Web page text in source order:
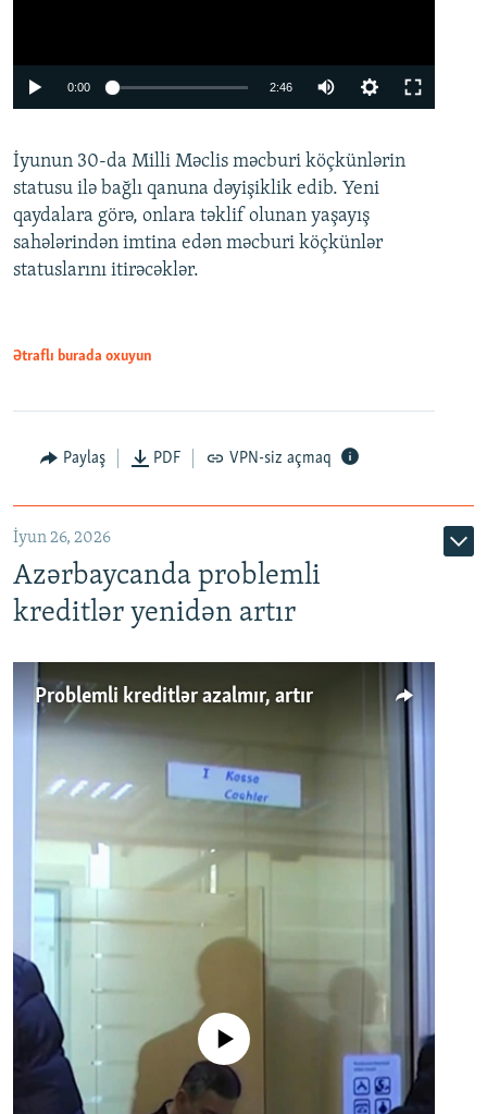
Auto 240p 360p 480p
720p 1080p
0:00 2:46
360p
480p
720p
İyunun 30-da Milli Məclis məcburi köçkünlərin
statusu ilə bağlı qanuna dəyişiklik edib. Yeni
qaydalara görə, onlara təklif olunan yaşayış
sahələrindən imtina edən məcburi köçkünlər
statuslarını itirəcəklər.
Ətraflı burada oxuyun
Paylaş PDF VPN-siz açmaq
İyun 26, 2026
Azərbaycanda problemli
kreditlər yenidən artır
Problemli kreditlər azalmır, artır
No media source currently available